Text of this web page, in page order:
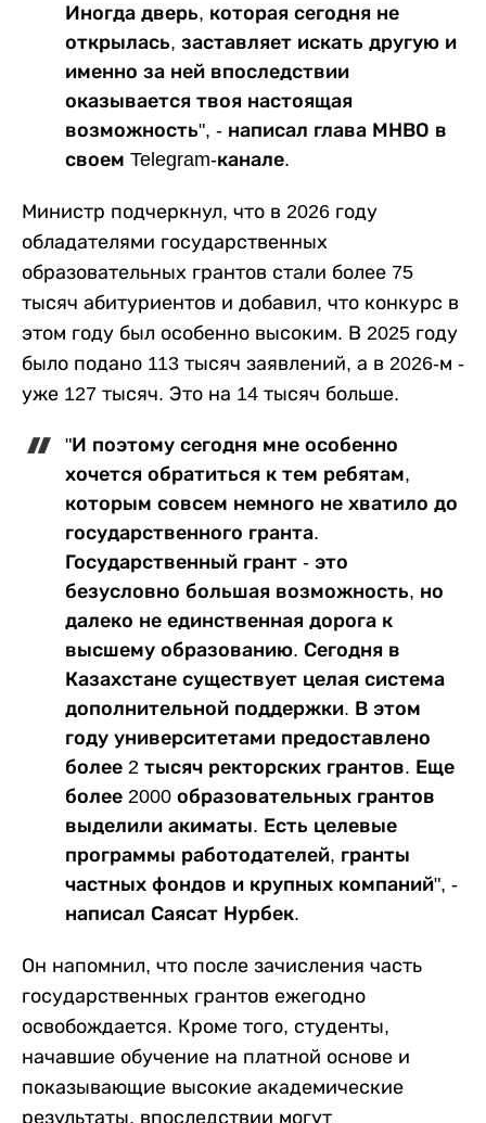
Иногда дверь, которая сегодня не
открылась, заставляет искать другую и
именно за ней впоследствии
оказывается твоя настоящая
возможность", - написал глава МНВО в
своем Telegram-канале.
Министр подчеркнул, что в 2026 году
обладателями государственных
образовательных грантов стали более 75
тысяч абитуриентов и добавил, что конкурс в
этом году был особенно высоким. В 2025 году
было подано 113 тысяч заявлений, а в 2026-м -
уже 127 тысяч. Это на 14 тысяч больше.
"И поэтому сегодня мне особенно
хочется обратиться к тем ребятам,
которым совсем немного не хватило до
государственного гранта.
Государственный грант - это
безусловно большая возможность, но
далеко не единственная дорога к
высшему образованию. Сегодня в
Казахстане существует целая система
дополнительной поддержки. В этом
году университетами предоставлено
более 2 тысяч ректорских грантов. Еще
более 2000 образовательных грантов
выделили акиматы. Есть целевые
программы работодателей, гранты
частных фондов и крупных компаний", -
написал Саясат Нурбек.
Он напомнил, что после зачисления часть
государственных грантов ежегодно
освобождается. Кроме того, студенты,
начавшие обучение на платной основе и
показывающие высокие академические
результаты, впоследствии могут